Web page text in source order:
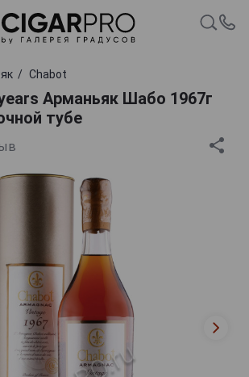
Chabot
Арманьяк Шабо 1967г
тубе